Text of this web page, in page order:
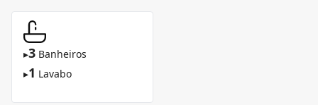
▸3 Banheiros
▸1 Lavabo